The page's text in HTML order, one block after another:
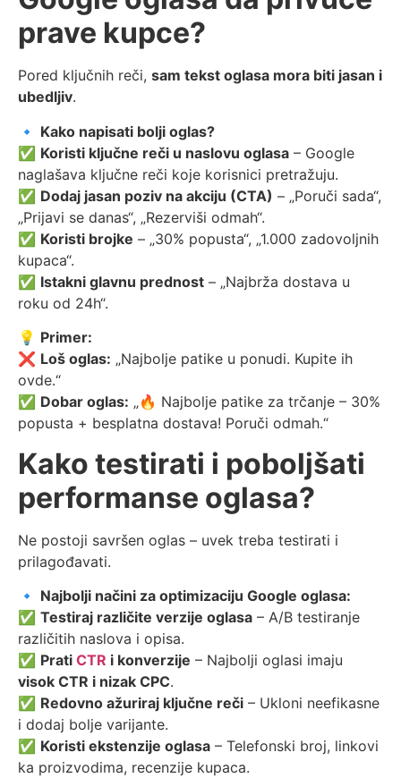
prave kupce?
Pored ključnih reči, sam tekst oglasa mora biti jasan i
ubedljiv.
🔹 Kako napisati bolji oglas?
✅ Koristi ključne reči u naslovu oglasa – Google
naglašava ključne reči koje korisnici pretražuju.
✅ Dodaj jasan poziv na akciju (CTA) – „Poruči sada“,
„Prijavi se danas“, „Rezerviši odmah“.
✅ Koristi brojke – „30% popusta“, „1.000 zadovoljnih
kupaca“.
✅ Istakni glavnu prednost – „Najbrža dostava u
roku od 24h“.
💡 Primer:
❌ Loš oglas: „Najbolje patike u ponudi. Kupite ih
ovde.“
✅ Dobar oglas: „🔥 Najbolje patike za trčanje – 30%
popusta + besplatna dostava! Poruči odmah.“
Kako testirati i poboljšati
performanse oglasa?
Ne postoji savršen oglas – uvek treba testirati i
prilagođavati.
🔹 Najbolji načini za optimizaciju Google oglasa:
✅ Testiraj različite verzije oglasa – A/B testiranje
različitih naslova i opisa.
✅ Prati CTR i konverzije – Najbolji oglasi imaju
visok CTR i nizak CPC.
✅ Redovno ažuriraj ključne reči – Ukloni neefikasne
i dodaj bolje varijante.
✅ Koristi ekstenzije oglasa – Telefonski broj, linkovi
ka proizvodima, recenzije kupaca.